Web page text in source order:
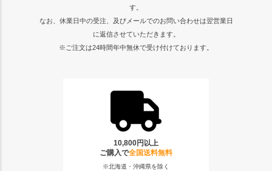
す。
なお、休業日中の受注、及びメールでのお問い合わせは翌営業日
に返信させていただきます。
※ご注文は24時間年中無休で受け付けております。
10,800円以上
ご購入で全国送料無料
※北海道・沖縄県を除く